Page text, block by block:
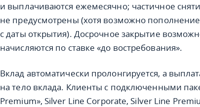
и выплачиваются ежемесячно; частичное
не предусмотрены (хотя возможно
с даты открытия). Досрочное закрытие
начисляются по ставке «до востребования».
Вклад автоматически пролонгируется, а
на тело вклада. Клиенты с подключенными
Premium», Silver Line Corporate, Silver Line